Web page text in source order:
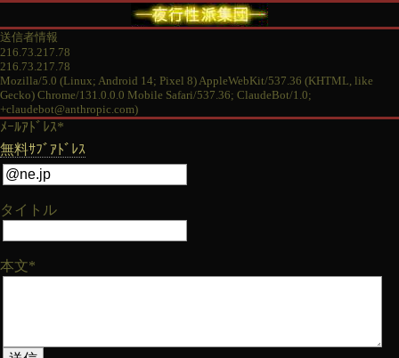
送信者情報
216.73.217.78
216.73.217.78
Mozilla/5.0 (Linux; Android 14; Pixel 8) AppleWebKit/537.36 (KHTML, like
Gecko) Chrome/131.0.0.0 Mobile Safari/537.36; ClaudeBot/1.0;
+claudebot@anthropic.com)
ﾒｰﾙｱﾄﾞﾚｽ*
無料ｻﾌﾞｱﾄﾞﾚｽ
タイトル
本文*